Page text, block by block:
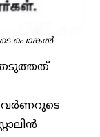
പൊങ്കൽ